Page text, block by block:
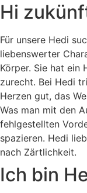
Hi
Für unsere Hedi
liebenswerter
Körper. Sie hat ein
zurecht. Bei Hedi
Herzen gut, das
Was man mit den
fehlgestellten
spazieren. Hedi
nach Zärtlichkeit.
Ich bin